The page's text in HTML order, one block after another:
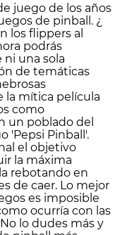
juego de los años
de pinball. ¿
los flippers al
podrás
una sola
de temáticas
la mítica película
como
un poblado del
'Pepsi Pinball'.
el objetivo
la máxima
rebotando en
de caer. Lo mejor
es imposible
ocurría con las
lo dudes más y